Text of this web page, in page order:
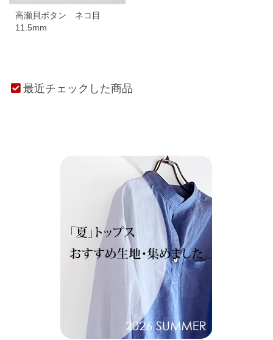
高瀬貝ボタン ネコ目
11.5mm
最近チェックした商品